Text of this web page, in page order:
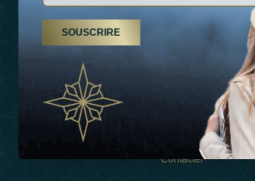
À Propos De Nous
Types De Vacances
Contacter
SOUSCRIRE